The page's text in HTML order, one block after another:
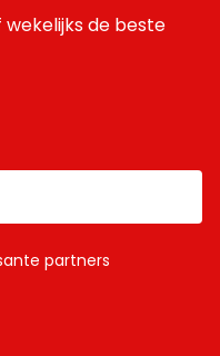
wekelijks de beste
partners